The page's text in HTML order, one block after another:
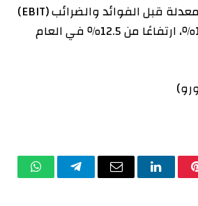
بلغ هامش الأرباح المعدلة قبل الفوائد والضرائب (EBIT)
في الربع الرابع 12.8٪، ارتفاعًا من 12.5٪ في العام
بينتيريستلينكدإنالبريد تيلقرام